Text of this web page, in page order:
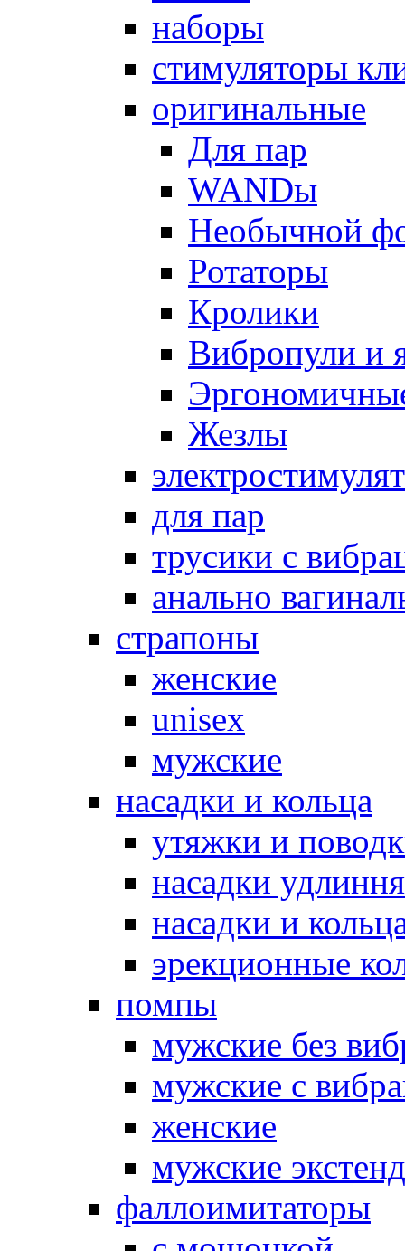
наборы
стимуляторы
оригинальные
Для пар
WANDы
Необычной
Ротаторы
Кролики
Вибропули и
Жезлы
для пар
трусики с
анально
страпоны
женские
unisex
мужские
насадки и кольца
утяжки и
насадки
насадки и
эрекционные
помпы
мужские без
мужские с
женские
мужские
фаллоимитаторы